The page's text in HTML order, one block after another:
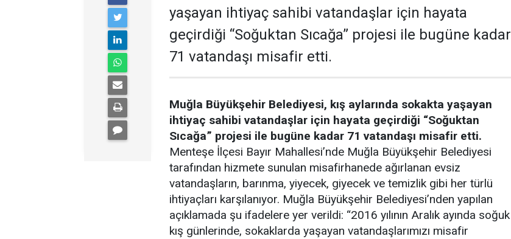
yaşayan ihtiyaç sahibi vatandaşlar için hayata
geçirdiği “Soğuktan Sıcağa” projesi ile bugüne kadar
71 vatandaşı misafir etti.
Muğla Büyükşehir Belediyesi, kış aylarında sokakta yaşayan
ihtiyaç sahibi vatandaşlar için hayata geçirdiği “Soğuktan
Sıcağa” projesi ile bugüne kadar 71 vatandaşı misafir etti.
Menteşe İlçesi Bayır Mahallesi’nde Muğla Büyükşehir Belediyesi
tarafından hizmete sunulan misafirhanede ağırlanan evsiz
vatandaşların, barınma, yiyecek, giyecek ve temizlik gibi her türlü
ihtiyaçları karşılanıyor. Muğla Büyükşehir Belediyesi’nden yapılan
açıklamada şu ifadelere yer verildi: “2016 yılının Aralık ayında soğuk
kış günlerinde, sokaklarda yaşayan vatandaşlarımızı misafir